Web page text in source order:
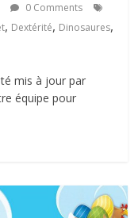
0 Comments
, Dextérité, Dinosaures,
mis à jour par
équipe pour